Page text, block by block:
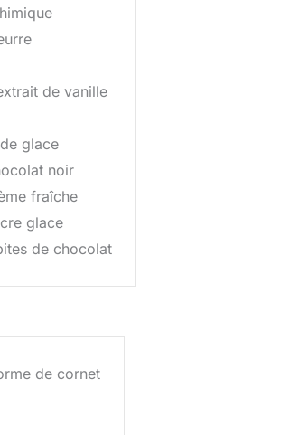
de vanille
glace
noir
fraîche
glace
de chocolat
de cornet